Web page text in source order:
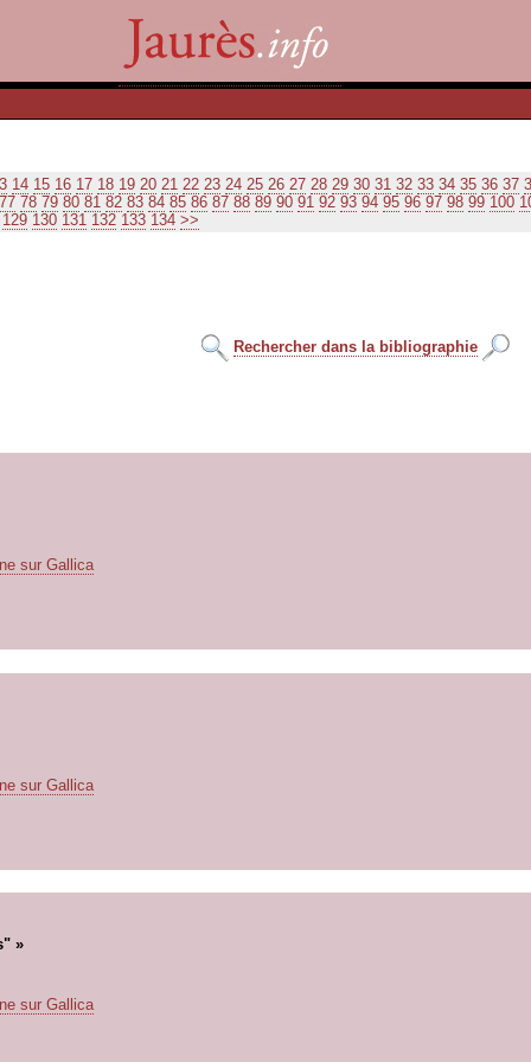
14 15 16 17 18 19 20 21 22 23 24 25 26 27 28 29 30 31 32 33 34 35 36 37
77 78 79 80 81 82 83 84 85 86 87 88 89 90 91 92 93 94 95 96 97 98 99 100
129 130 131 132 133 134 >>
Rechercher dans la bibliographie
sur Gallica
sur Gallica
»
sur Gallica